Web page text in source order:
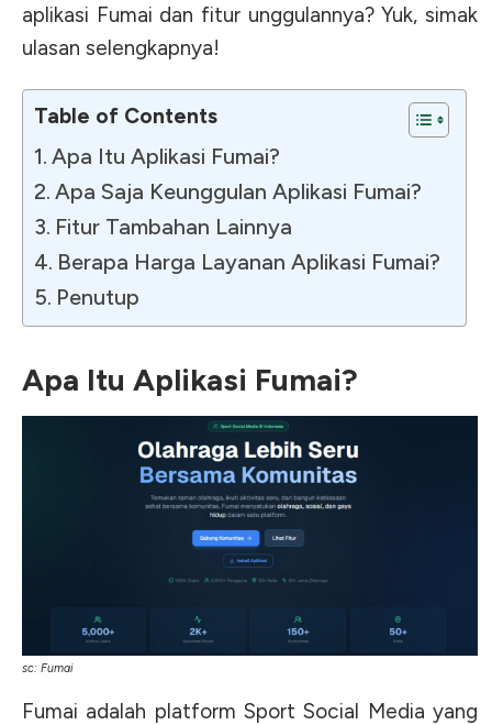
aplikasi Fumai dan fitur unggulannya? Yuk, simak
ulasan selengkapnya!
Table of Contents
Apa Itu Aplikasi Fumai?
Apa Saja Keunggulan Aplikasi Fumai?
Fitur Tambahan Lainnya
Berapa Harga Layanan Aplikasi Fumai?
Penutup
Apa Itu Aplikasi Fumai?
sc: Fumai
Fumai adalah platform Sport Social Media yang